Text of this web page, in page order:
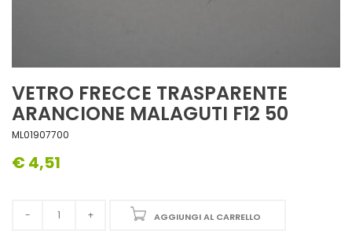
VETRO FRECCE TRASPARENTE
ARANCIONE MALAGUTI F12 50
ML01907700
€ 4,51
AGGIUNGI AL CARRELLO